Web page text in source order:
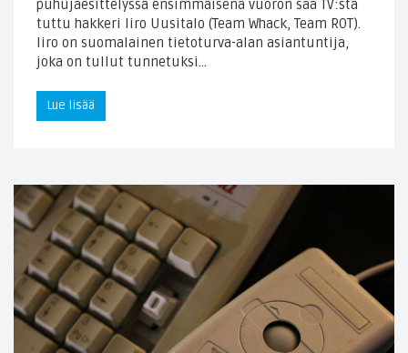
puhujaesittelyssä ensimmäisenä vuoron saa TV:stä
tuttu hakkeri Iiro Uusitalo (Team Whack, Team ROT).
Iiro on suomalainen tietoturva-alan asiantuntija,
joka on tullut tunnetuksi…
Lue lisää